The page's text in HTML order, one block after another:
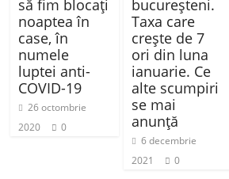
să fim blocaţi
noaptea în
case, în
numele
luptei anti-
COVID-19
26 octombrie
2020
0
bucureșteni.
Taxa care
crește de 7
ori din luna
ianuarie. Ce
alte scumpiri
se mai
anunță
6 decembrie
2021
0